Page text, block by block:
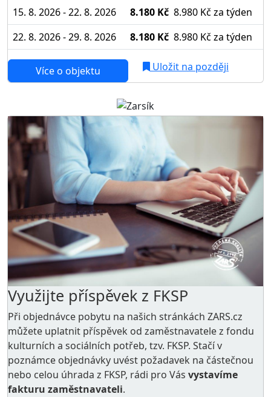
15. 8. 2026 - 22. 8. 2026
8.180 Kč 8.980 Kč za týden
22. 8. 2026 - 29. 8. 2026
8.180 Kč 8.980 Kč za týden
Více o objektu Uložit na později
Využijte příspěvek z FKSP
Při objednávce pobytu na našich stránkách ZARS.cz
můžete uplatnit příspěvek od zaměstnavatele z fondu
kulturních a sociálních potřeb, tzv. FKSP. Stačí v
poznámce objednávky uvést požadavek na částečnou
nebo celou úhrada z FKSP, rádi pro Vás vystavíme
fakturu zaměstnavateli.